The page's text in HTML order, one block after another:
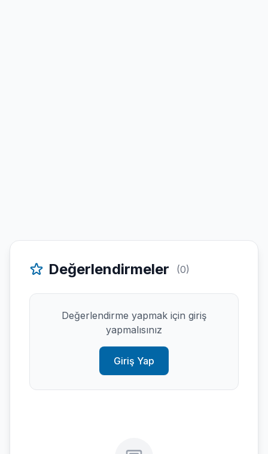
Değerlendirmeler (0)
Değerlendirme yapmak için giriş
yapmalısınız
Giriş Yap